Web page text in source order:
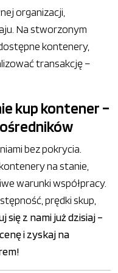
organizacji,
Na stworzonym
kontenery,
transakcję –
kup kontener –
bez pokrycia.
na stanie,
warunki współpracy.
prędki skup,
się z nami już dzisiaj –
i zyskaj na